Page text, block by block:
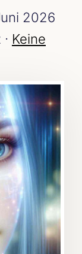
2026
Keine